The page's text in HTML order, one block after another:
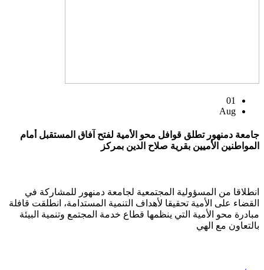
01
Aug
جامعة دمنهور تطلق قوافل محو الأمية لفتح آفاق المستقبل أمام
المواطنين الأميين بقرية صلاح الدين بمركز
انطلاقا من المسؤولية المجتمعية لجامعة دمنهور للمشاركة في
القضاء على الأمية تحقيقا لأهداف التنمية المستدامة، انطلقت قافلة
مبادرة محو الأمية التي ينظمها قطاع خدمة المجتمع وتنمية البيئة
بالتعاون مع الهي